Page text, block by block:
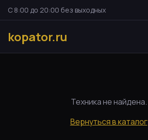
С 8:00 до 20:00 без выходных
kopator.ru
Техника не найдена.
Вернуться в каталог